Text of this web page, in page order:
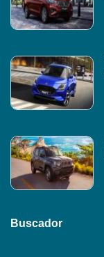
Buscador